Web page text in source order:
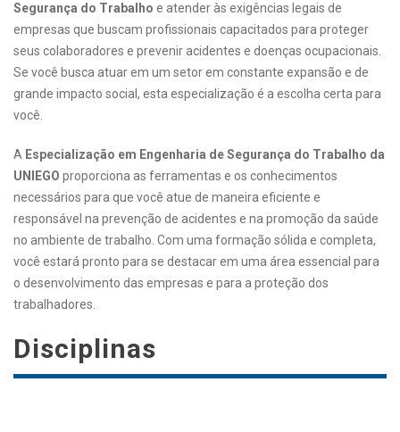
Segurança do Trabalho e atender às exigências legais de
empresas que buscam profissionais capacitados para proteger
seus colaboradores e prevenir acidentes e doenças ocupacionais.
Se você busca atuar em um setor em constante expansão e de
grande impacto social, esta especialização é a escolha certa para
você.
A Especialização em Engenharia de Segurança do Trabalho da
UNIEGO proporciona as ferramentas e os conhecimentos
necessários para que você atue de maneira eficiente e
responsável na prevenção de acidentes e na promoção da saúde
no ambiente de trabalho. Com uma formação sólida e completa,
você estará pronto para se destacar em uma área essencial para
o desenvolvimento das empresas e para a proteção dos
trabalhadores.
Disciplinas